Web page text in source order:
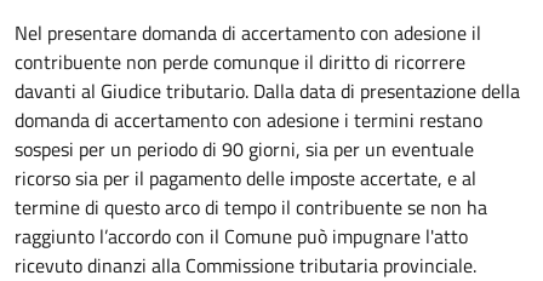
Nel presentare domanda di accertamento con adesione il
contribuente non perde comunque il diritto di ricorrere
davanti al Giudice tributario. Dalla data di presentazione della
domanda di accertamento con adesione i termini restano
sospesi per un periodo di 90 giorni, sia per un eventuale
ricorso sia per il pagamento delle imposte accertate, e al
termine di questo arco di tempo il contribuente se non ha
raggiunto l’accordo con il Comune può impugnare l'atto
ricevuto dinanzi alla Commissione tributaria provinciale.